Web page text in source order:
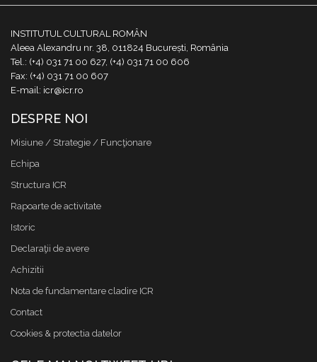
INSTITUTUL CULTURAL ROMÂN
Aleea Alexandru nr. 38, 011824 București, România
Tel.: (+4) 031 71 00 627, (+4) 031 71 00 606
Fax: (+4) 031 71 00 607
E-mail: icr@icr.ro
DESPRE NOI
Misiune / Strategie / Funcţionare
Echipa
Structura ICR
Rapoarte de activitate
Istoric
Declaraţii de avere
Achizitii
Nota de fundamentare cladire ICR
Contact
Cookies & protectia datelor